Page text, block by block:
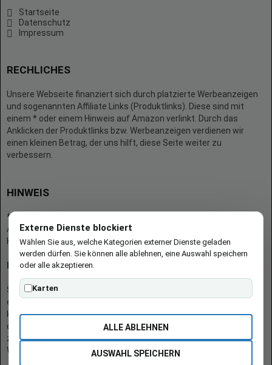
Startseite
Datenschutz
Impressum
RECHLICHES
Unsere Webseite finanziert sich durch platzierte Werbeanzeigen
und sogenannten Affiliate Links (Produktlinks). Diese sind mit
einem * oder einem Hinweis auf Amazon verlinkt. Durch das
Anklicken der Produktlinks bzw. Werbeanzeigen verdienen wir
einen kleinen Betrag, der uns hilft, diese Seite weiter zu
verbessern.
HINWEIS
* = Afilliate-Link (=Werbung)
Als Amazon-Partner verdient der Seitenbetreiber an qualifizierten
Käufen.
Hinweis zu Preisen und Verfügbarkeiten
Sofern Produktpreise und Verfügbarkeiten angezeigt werden,
entsprechen diese dem angegebenen Stand (Datum/Uhrzeit) und
können sich auf der verlinkten Seite jederzeit ändern. Für den Kauf
eines Produkts gelten die Angaben zu Preis und Verfügbarkeit, die
zum Kaufzeitpunkt [auf der/den maßgeblichen Amazon-
Website(s)] angezeigt werden.
Externe Dienste blockiert
Wählen Sie aus, welche Kategorien externer Dienste geladen
werden dürfen. Sie können alle ablehnen, eine Auswahl speichern
oder alle akzeptieren.
Karten
ALLE ABLEHNEN
AUSWAHL SPEICHERN